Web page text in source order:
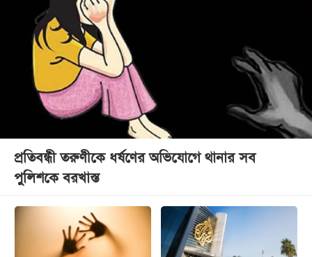
প্রতিবন্ধী তরুণীকে ধর্ষণের অভিযোগে থানার সব
পুলিশকে বরখাস্ত